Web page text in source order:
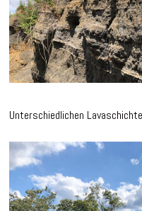
Unterschiedlichen